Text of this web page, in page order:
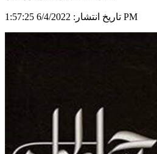
تاریخ انتشار: 6/4/2022 1:57:25 PM